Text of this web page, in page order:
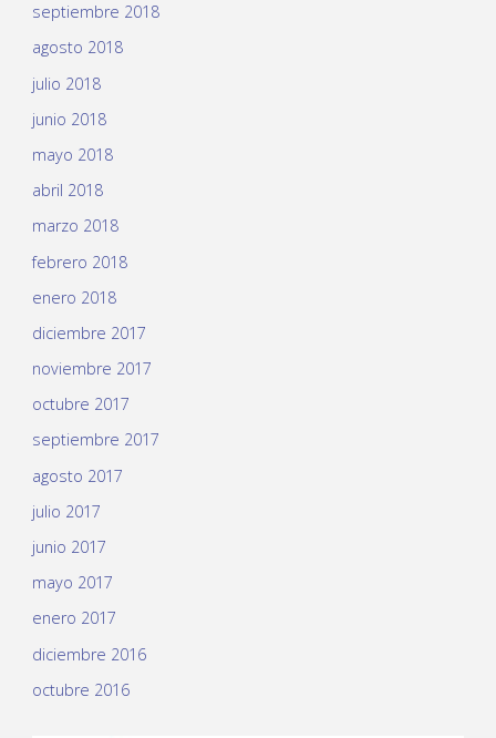
septiembre 2018
agosto 2018
julio 2018
junio 2018
mayo 2018
abril 2018
marzo 2018
febrero 2018
enero 2018
diciembre 2017
noviembre 2017
octubre 2017
septiembre 2017
agosto 2017
julio 2017
junio 2017
mayo 2017
enero 2017
diciembre 2016
octubre 2016